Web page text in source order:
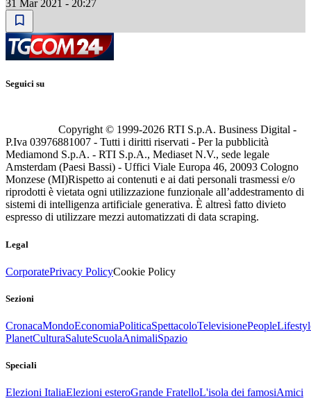
31 Mar 2021 - 20:27
Seguici su
Copyright © 1999-2026 RTI S.p.A. Business Digital -
P.Iva 03976881007 - Tutti i diritti riservati - Per la pubblicità
Mediamond S.p.A. - RTI S.p.A., Mediaset N.V., sede legale
Amsterdam (Paesi Bassi) - Uffici Viale Europa 46, 20093 Cologno
Monzese (MI)Rispetto ai contenuti e ai dati personali trasmessi e/o
riprodotti è vietata ogni utilizzazione funzionale all’addestramento di
sistemi di intelligenza artificiale generativa. È altresì fatto divieto
espresso di utilizzare mezzi automatizzati di data scraping.
Legal
CorporatePrivacy PolicyCookie Policy
Sezioni
CronacaMondoEconomiaPoliticaSpettacoloTelevisionePeople
PlanetCulturaSaluteScuolaAnimaliSpazio
Speciali
Elezioni ItaliaElezioni esteroGrande FratelloL'isola dei famosiAmici